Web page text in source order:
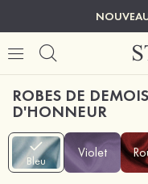
ROBES DE
D'HONNEUR
Bleu Violet